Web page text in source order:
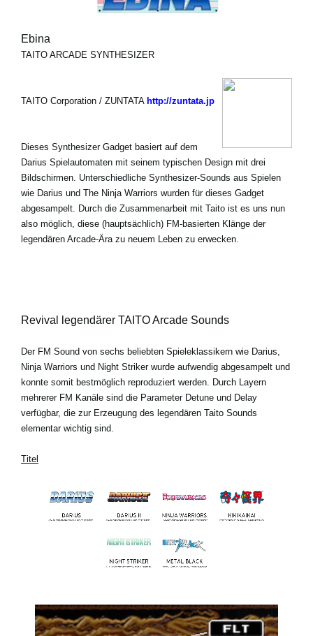
Ebina
TAITO ARCADE SYNTHESIZER
TAITO Corporation / ZUNTATA http://zuntata.jp
Dieses Synthesizer Gadget basiert auf dem
Darius Spielautomaten mit seinem typischen Design mit drei
Bildschirmen. Unterschiedliche Synthesizer-Sounds aus Spielen
wie Darius und The Ninja Warriors wurden für dieses Gadget
abgesampelt. Durch die Zusammenarbeit mit Taito ist es uns nun
also möglich, diese (hauptsächlich) FM-basierten Klänge der
legendären Arcade-Ära zu neuem Leben zu erwecken.
Revival legendärer TAITO Arcade Sounds
Der FM Sound von sechs beliebten Spieleklassikern wie Darius,
Ninja Warriors und Night Striker wurde aufwendig abgesampelt und
konnte somit bestmöglich reproduziert werden. Durch Layern
mehrerer FM Kanäle sind die Parameter Detune und Delay
verfügbar, die zur Erzeugung des legendären Taito Sounds
elementar wichtig sind.
Titel